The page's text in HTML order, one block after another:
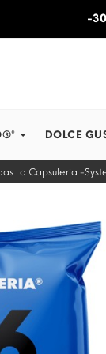
-
DOLCE
La Capsuleria -